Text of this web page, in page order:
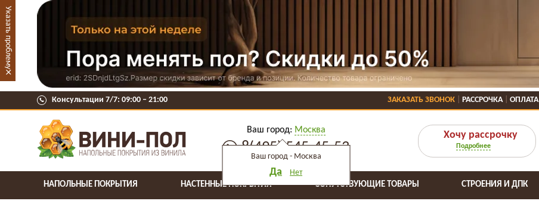
Консультации 7/7: 09:00 ‒ 21:00 ЗАКАЗАТЬ ЗВОНОК РАССРОЧКА ОПЛАТА
Ваш город: Москва
Ваш город - Москва
Да Нет
8(495) 545-45-53
Хочу рассрочку
Подробнее
НАПОЛЬНЫЕ ПОКРЫТИЯ НАСТЕННЫЕ ПОКРЫТИЯ СОПУТСТВУЮЩИЕ ТОВАРЫ СТРОЕНИЯ И ДПК
Указать проблему
×